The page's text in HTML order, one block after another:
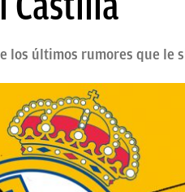
los últimos rumores que le